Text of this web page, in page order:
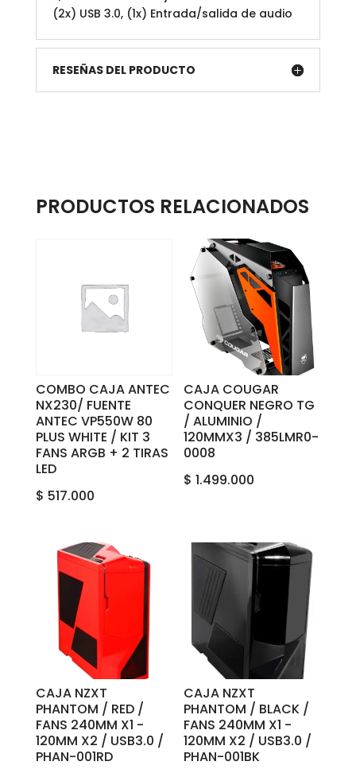
(2x) USB 3.0, (1x) Entrada/salida de audio
RESEÑAS DEL PRODUCTO
PRODUCTOS RELACIONADOS
COMBO CAJA ANTEC
NX230/ FUENTE
ANTEC VP550W 80
PLUS WHITE / KIT 3
FANS ARGB + 2 TIRAS
LED
$ 517.000
CAJA COUGAR
CONQUER NEGRO‎ ‎TG‎
/ ‎ALUMINIO ‎‎/
‎120MM‎X‎3 ‎/ ‎385LMR0-
0008
$ 1.499.000
CAJA NZXT
PHANTOM / RED /
FANS 240M‎M X1 ‎-
‎120MM ‎X2‎ ‎/ ‎USB‎3.0 ‎/
‎‎‎PHAN-001RD
CAJA NZXT
PHANTOM / BLACK /
FANS 240M‎M X1 ‎-
‎120MM ‎X2‎ ‎/ ‎USB‎3.0 ‎/
‎‎PHAN-001BK